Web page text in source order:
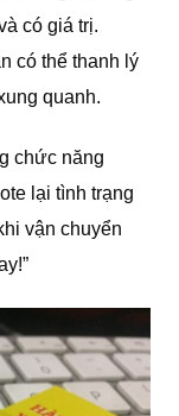
có giá trị.
có thể thanh lý
quanh.
chức năng
lại tình trạng
vận chuyển